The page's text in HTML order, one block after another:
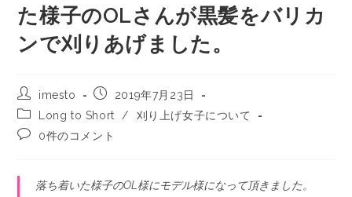
た様子のOLさんが黒髪をバリカ
ンで刈りあげました。
imesto
2019年7月23日
Long to Short
/
刈り上げ女子について
0件のコメント
落ち着いた様子のOL様にモデル様になって頂きました。